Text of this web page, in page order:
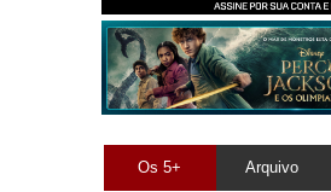
Os 5+ Arquivo